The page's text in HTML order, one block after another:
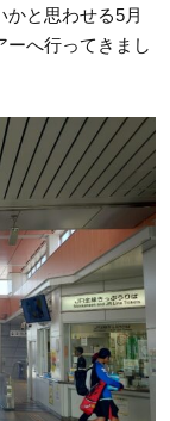
と思わせる5月
ーへ行ってきまし